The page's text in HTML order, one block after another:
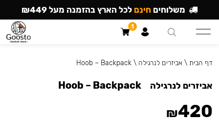
דף הבית \אביזרים לנרגילה \
Hoob – Backpack
אביזרים לנרגילה Hoob – Backpack
₪420
משלוחים חינם לכל הארץ בהזמנה מעל ₪449
1